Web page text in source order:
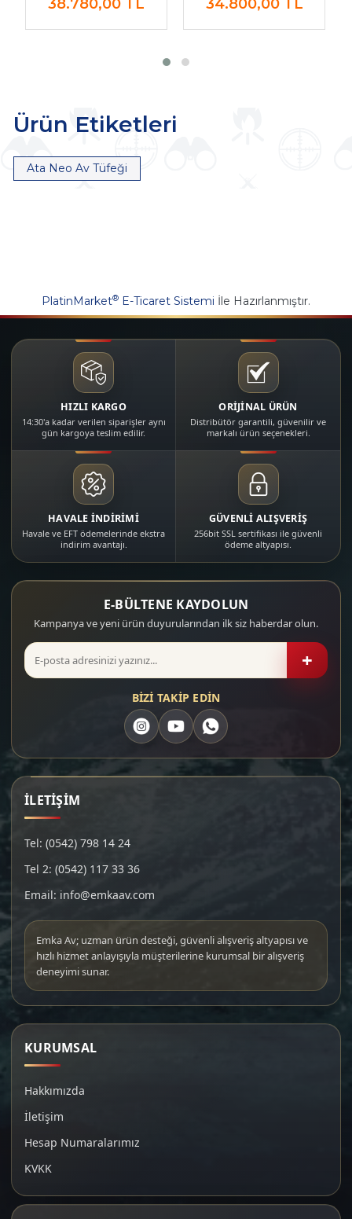
38.780,00 TL 34.800,00 TL
Ürün Etiketleri
Ata Neo Av Tüfeği
PlatinMarket® E-Ticaret Sistemi İle Hazırlanmıştır.
HIZLI KARGO
14:30'a kadar verilen siparişler aynı
gün kargoya teslim edilir.
ORİJİNAL ÜRÜN
Distribütör garantili, güvenilir ve
markalı ürün seçenekleri.
HAVALE İNDİRİMİ
Havale ve EFT ödemelerinde ekstra
indirim avantajı.
GÜVENLİ ALIŞVERİŞ
256bit SSL sertifikası ile güvenli
ödeme altyapısı.
E-BÜLTENE KAYDOLUN
Kampanya ve yeni ürün duyurularından ilk siz haberdar olun.
+
BİZİ TAKİP EDİN
İLETİŞİM
Tel: (0542) 798 14 24
Tel 2: (0542) 117 33 36
Email: info@emkaav.com
Emka Av; uzman ürün desteği, güvenli alışveriş altyapısı ve
hızlı hizmet anlayışıyla müşterilerine kurumsal bir alışveriş
deneyimi sunar.
KURUMSAL
Hakkımızda
İletişim
Hesap Numaralarımız
KVKK